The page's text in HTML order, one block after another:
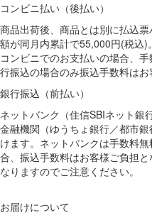
コンビニ払い（後払い）
商品出荷後、商品とは別に払込
額が同月内累計で55,000円(税込)
コンビニでのお支払いの場合、
行振込の場合のみ振込手数料はお
銀行振込（前払い）
ネットバンク（住信SBIネット銀
金融機関（ゆうちょ銀行／都市
けます。ネットバンクは手数料
合、振込手数料はお客様ご負担
なりますのでご注意ください。
お届けについて